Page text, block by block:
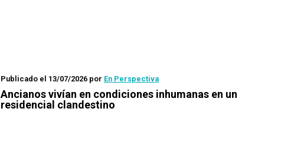
Publicado el 13/07/2026 por En Perspectiva
Ancianos vivían en condiciones inhumanas en un
residencial clandestino